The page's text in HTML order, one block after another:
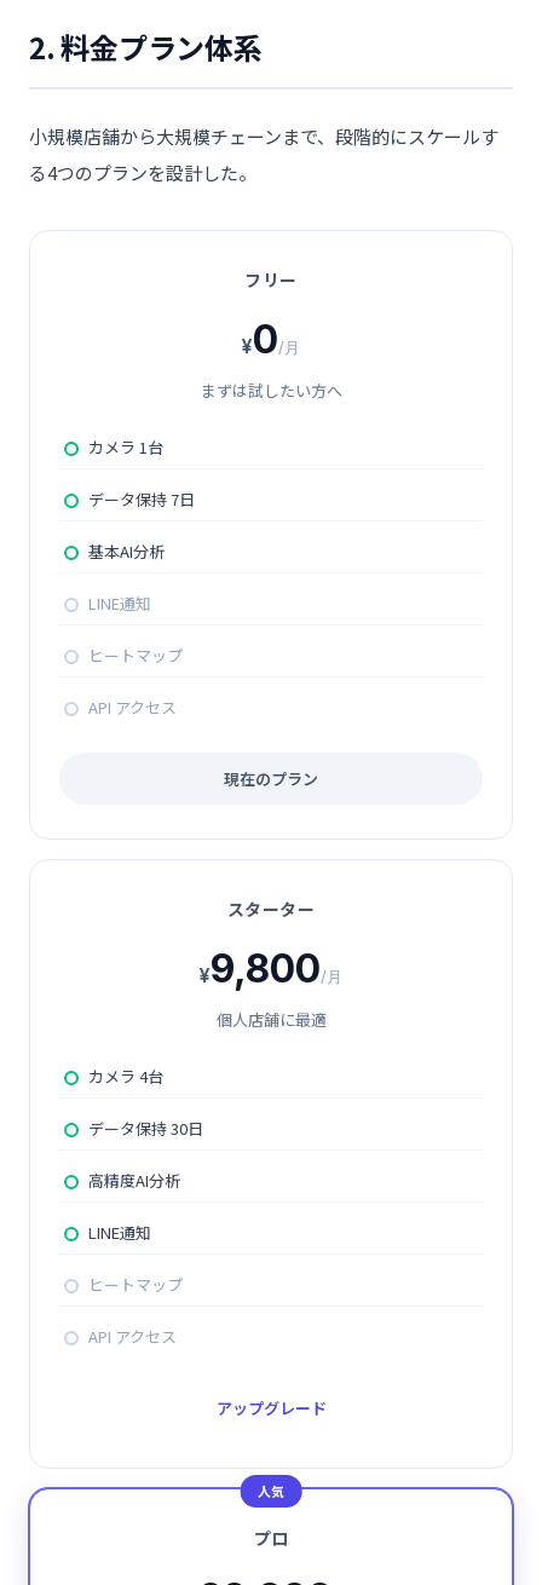
2. 料金プラン体系
小規模店舗から大規模チェーンまで、段階的にスケールす
る4つのプランを設計した。
フリー
¥0/月
まずは試したい方へ
カメラ 1台
データ保持 7日
基本AI分析
LINE通知
ヒートマップ
API アクセス
現在のプラン
スターター
¥9,800/月
個人店舗に最適
カメラ 4台
データ保持 30日
高精度AI分析
LINE通知
ヒートマップ
API アクセス
アップグレード
プロ